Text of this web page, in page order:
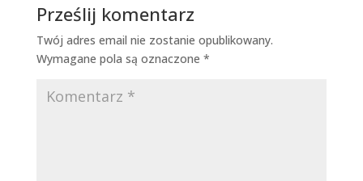
Prześlij komentarz
Twój adres email nie zostanie opublikowany.
Wymagane pola są oznaczone *